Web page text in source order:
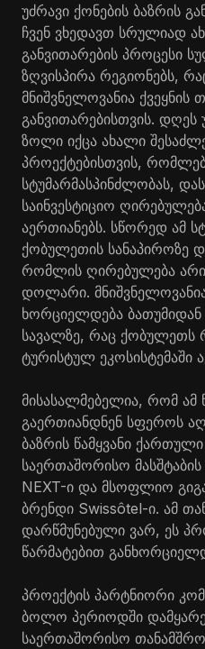
უძრავი ქონების ბაზრის
ჩვენ ვხედავთ სრულიად
განვითარების პროცესი
ზღვისპირა რეგიონებს,
მნიშვნელოვანია ქვეყნის
განვითარებისთვის. დღეს
ზოლი იქცა ახალი
პროექტებისთვის,
სტუმარმასპინძლობას,
საინვესტიციო
აერთიანებს. სწორედ ამ
ქობულეთის სანაპიროზე
რომლის ღირებულება
დოლარი.
ხორციელდება
სავალზე, რაც ქობულეთს
ტურისტულ ეკოსისტემაში
მისასალმებელია, რომ ამ
გაერთიანდნენ სფეროს
ბაზრის წამყვანი ქართული
საერთაშორისო
NEXT-ი და მსოფლიო
ბრენდი Swissôtel-ი. ამ
დარწმუნებული ვარ, ეს
წარმატებით
პროექტის პარტნიორი
ბოლო პერიოდში
საერთაშორისო